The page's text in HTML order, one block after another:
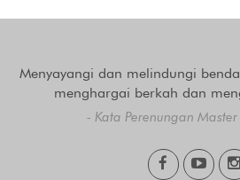
Menyayangi dan melindungi
menghargai berkah dan
- Kata Perenungan Master